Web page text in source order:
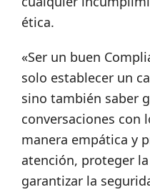
ética.
«Ser un buen
solo establecer un
sino también saber
conversaciones con
manera empática y
atención, proteger
garantizar la